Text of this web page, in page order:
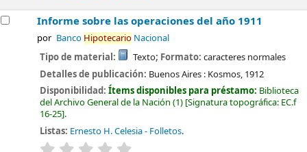
Informe sobre las operaciones del año 1911
por Banco HipotecarioNacional
Tipo de material: Texto; Formato: caracteres normales
Detalles de publicación: Buenos Aires : Kosmos, 1912
Disponibilidad:Ítems disponibles para préstamo: Biblioteca
del Archivo General de la Nación (1) Signatura topográfica: EC.f
16-25 .
Listas: Ernesto H. Celesia - Folletos.
valoración